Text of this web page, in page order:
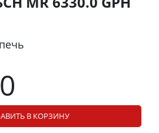
В КОРЗИНУ